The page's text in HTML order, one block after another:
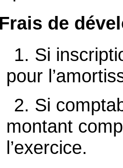
de
1. Si
pour
2. Si
montant
l’exercice.